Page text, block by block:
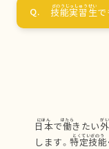
技能実習生で
日本で働きたい
します。特定技能